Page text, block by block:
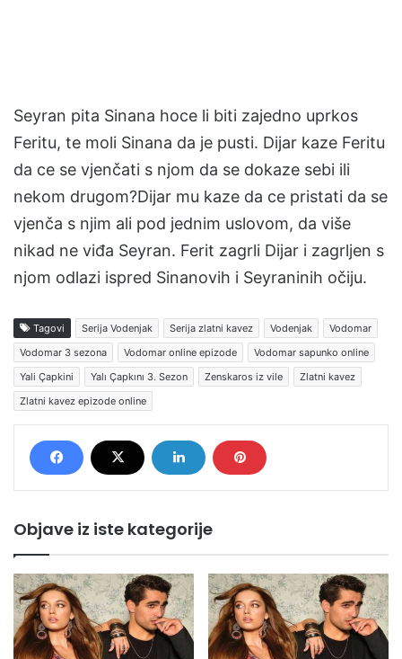
Seyran pita Sinana hoce li biti zajedno uprkos
Feritu, te moli Sinana da je pusti. Dijar kaze Feritu
da ce se vjenčati s njom da se dokaze sebi ili
nekom drugom?Dijar mu kaze da ce pristati da se
vjenča s njim ali pod jednim uslovom, da više
nikad ne viđa Seyran. Ferit zagrli Dijar i zagrljen s
njom odlazi ispred Sinanovih i Seyraninih očiju.
Tagovi Serija Vodenjak Serija zlatni kavez Vodenjak
Vodomar
Vodomar 3 sezona
Vodomar online epizode
Vodomar sapunko online
Yali Çapkini
Yalı Çapkını 3. Sezon Zenskaros iz vile
Zlatni kavez
Zlatni kavez epizode online
Objave iz iste kategorije